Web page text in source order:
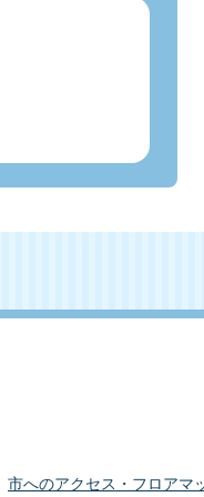
市へのアクセス・フロアマ